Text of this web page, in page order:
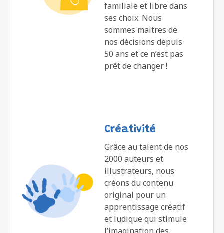
familiale et libre dans
ses choix. Nous
sommes maitres de
nos décisions depuis
50 ans et ce n’est pas
prêt de changer !
Créativité
Grâce au talent de nos
2000 auteurs et
illustrateurs, nous
créons du contenu
original pour un
apprentissage créatif
et ludique qui stimule